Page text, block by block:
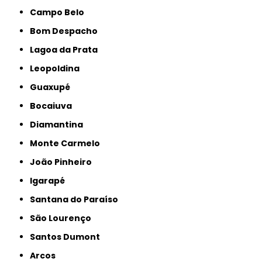
Campo Belo
Bom Despacho
Lagoa da Prata
Leopoldina
Guaxupé
Bocaiuva
Diamantina
Monte Carmelo
João Pinheiro
Igarapé
Santana do Paraíso
São Lourenço
Santos Dumont
Arcos